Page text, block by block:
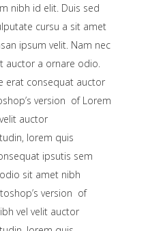
nibh id elit. Duis sed
cursu a sit amet
ipsum velit. Nam nec
auctor a ornare odio.
erat consequat auctor
version of Lorem
auctor
lorem quis
ipsutis sem
sit amet nibh
version of
vel velit auctor